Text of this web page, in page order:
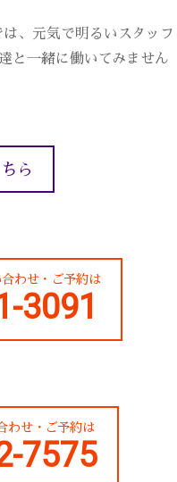
、元気で明るいスタッフ
と一緒に働いてみません
ら
わせ・ご予約は
3091
わせ・ご予約は
7575